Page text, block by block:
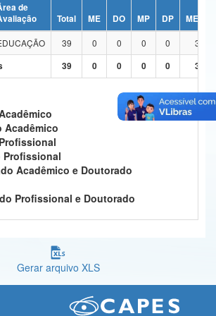
Inovações e Comunicações
e dos Direitos Humanos
de
Total ME DO MP DP
ME/DO
39 0 0 0 0
39
39 0 0 0 0 39
Acadêmico
Profissional
Acadêmico e Doutorado
Profissional e Doutorado
Gerar arquivo XLS